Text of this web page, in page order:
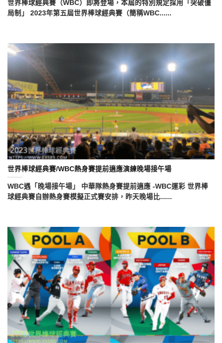
世界棒球經典賽（WBC）即將登場，本屆的特別規定採用「突破僵
局制」 2023年第五屆世界棒球經典賽（簡稱WBC......
世界棒球經典賽/WBC熱身賽提前適應演練晚場接午場
WBC遇「晚場接午場」 中華隊熱身賽提前適應 -WBC運彩 世界棒
球經典賽自辦熱身賽模擬正式賽安排，昨天晚場比......